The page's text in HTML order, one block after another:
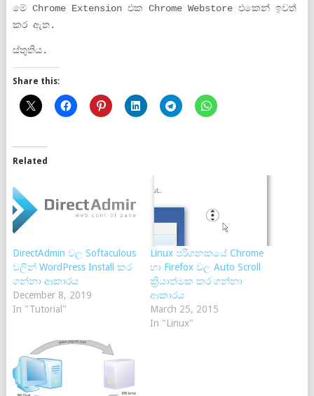
මේ Chrome Extension එක Chrome Webstore එකෙන් ඉවත්
කර ඇත.
ස්තුතිය.
Share this:
Related
DirectAdmin වල Softaculous
වලින් WordPress Install කර
ගන්නා ආකාරය
December 8, 2019
In "Tutorial"
Linux පරිගනකයේ Chrome
හා Firefox වල Auto Scroll
ක්‍රියාත්මක කර ගන්නා
ආකාරය
March 25, 2015
In "Linux"